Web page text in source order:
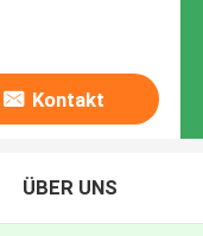
Kontakt
ÜBER UNS